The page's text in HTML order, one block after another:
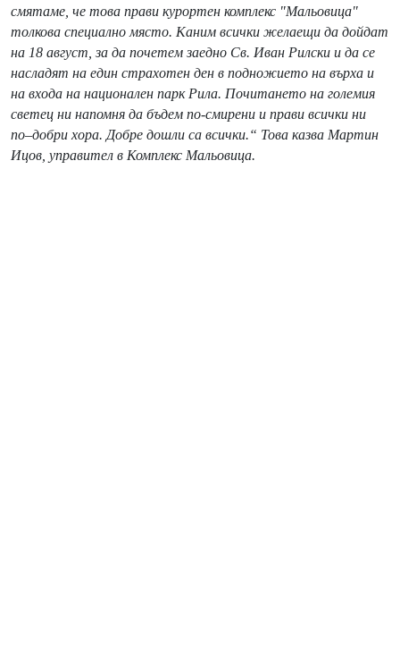
смятаме, че това прави курортен комплекс "Мальовица"
толкова специално място. Каним всички желаещи да дойдат
на 18 август, за да почетем заедно Св. Иван Рилски и да се
насладят на един страхотен ден в подножието на върха и
на входа на национален парк Рила. Почитането на големия
светец ни напомня да бъдем по-смирени и прави всички ни
по–добри хора. Добре дошли са всички.“ Това казва Мартин
Ицов, управител в Комплекс Мальовица.